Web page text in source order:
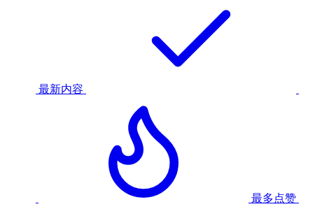
最新内容
最多点赞